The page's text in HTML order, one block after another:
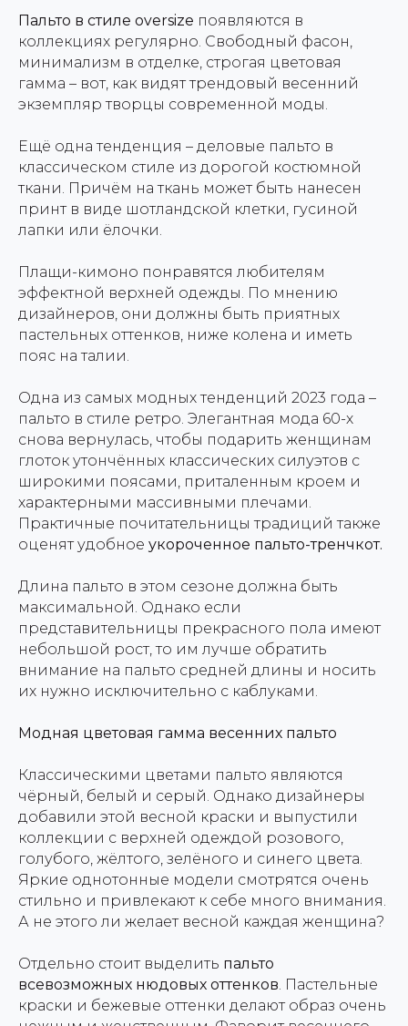
Пальто в стиле oversize появляются в
коллекциях регулярно. Свободный фасон,
минимализм в отделке, строгая цветовая
гамма – вот, как видят трендовый весенний
экземпляр творцы современной моды.
Ещё одна тенденция – деловые пальто в
классическом стиле из дорогой костюмной
ткани. Причём на ткань может быть нанесен
принт в виде шотландской клетки, гусиной
лапки или ёлочки.
Плащи-кимоно понравятся любителям
эффектной верхней одежды. По мнению
дизайнеров, они должны быть приятных
пастельных оттенков, ниже колена и иметь
пояс на талии.
Одна из самых модных тенденций 2023 года –
пальто в стиле ретро. Элегантная мода 60-х
снова вернулась, чтобы подарить женщинам
глоток утончённых классических силуэтов с
широкими поясами, приталенным кроем и
характерными массивными плечами.
Практичные почитательницы традиций также
оценят удобное укороченное пальто-тренчкот.
Длина пальто в этом сезоне должна быть
максимальной. Однако если
представительницы прекрасного пола имеют
небольшой рост, то им лучше обратить
внимание на пальто средней длины и носить
их нужно исключительно с каблуками.
Модная цветовая гамма весенних пальто
Классическими цветами пальто являются
чёрный, белый и серый. Однако дизайнеры
добавили этой весной краски и выпустили
коллекции с верхней одеждой розового,
голубого, жёлтого, зелёного и синего цвета.
Яркие однотонные модели смотрятся очень
стильно и привлекают к себе много внимания.
А не этого ли желает весной каждая женщина?
Отдельно стоит выделить пальто
всевозможных нюдовых оттенков. Пастельные
краски и бежевые оттенки делают образ очень